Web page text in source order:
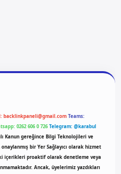
backlinkpaneli@gmail.com Teams:
0262 606 0 726 Telegram: @karabul
Kanun gereğince Bilgi Teknolojileri ve
bir Yer Sağlayıcı olarak hizmet
içerikleri proaktif olarak denetleme veya
Ancak, üyelerimiz yazdıkları